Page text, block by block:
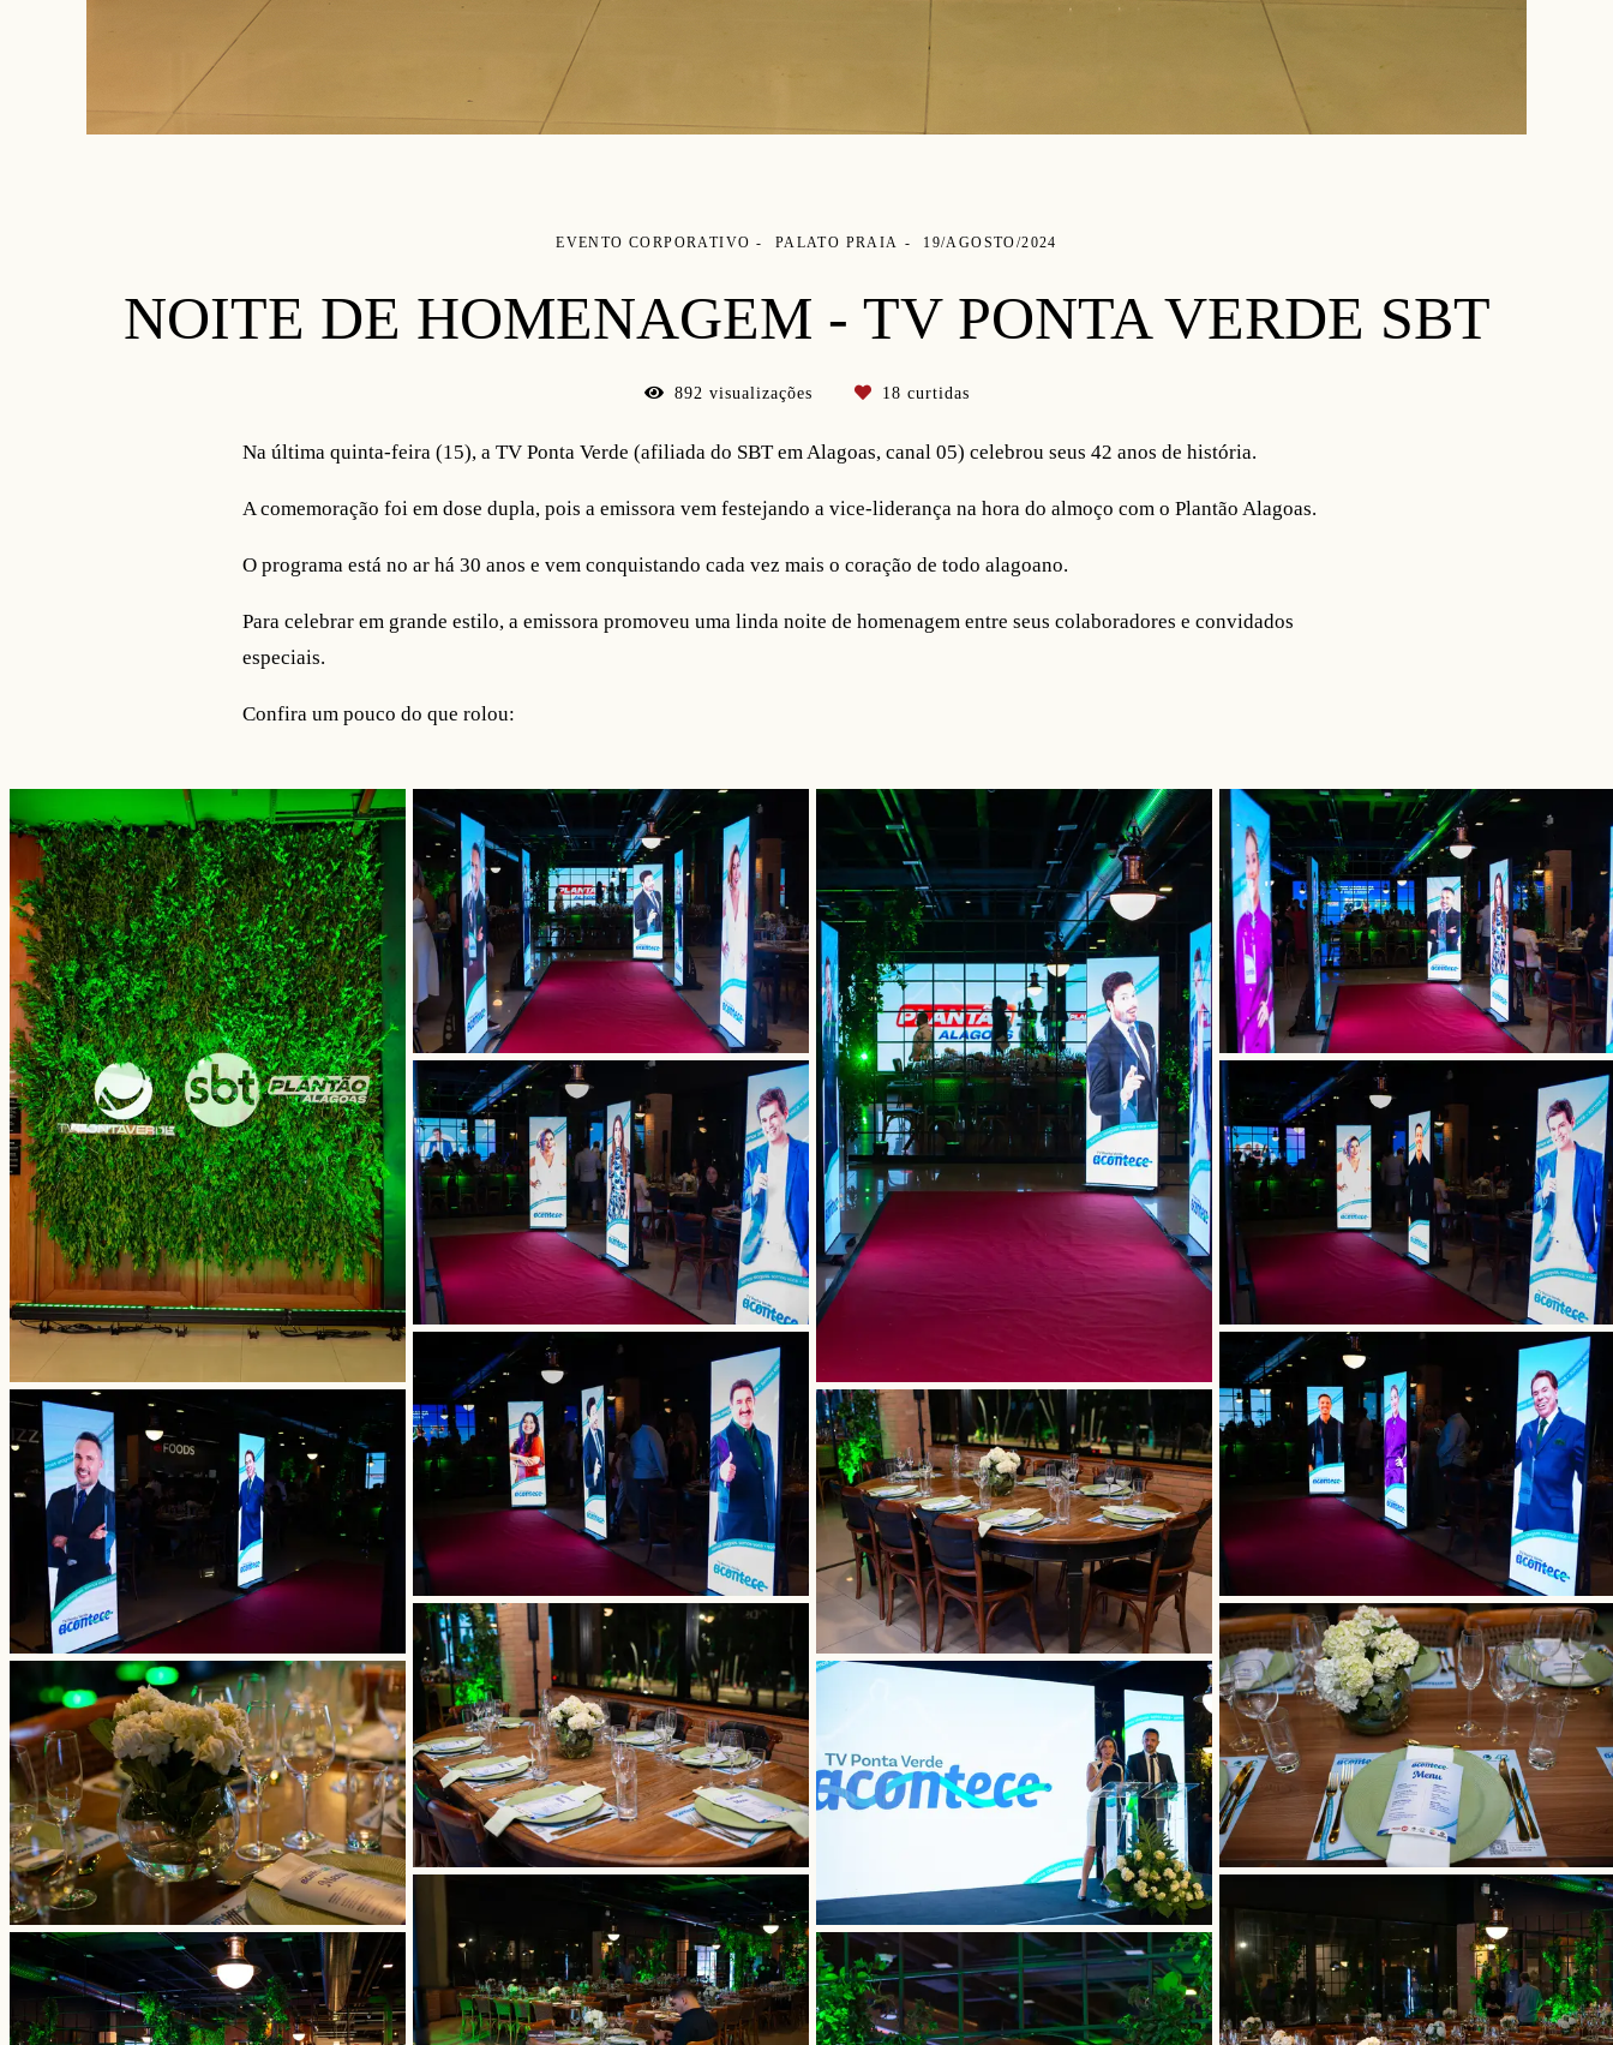
EVENTO CORPORATIVO PALATO PRAIA 19/AGOSTO/2024
NOITE DE HOMENAGEM - TV PONTA VERDE SBT
892 visualizações 18 curtidas
Na última quinta-feira (15), a TV Ponta Verde (afiliada do SBT em Alagoas, canal 05) celebrou seus 42 anos de história.
A comemoração foi em dose dupla, pois a emissora vem festejando a vice-liderança na hora do almoço com o Plantão Alagoas.
O programa está no ar há 30 anos e vem conquistando cada vez mais o coração de todo alagoano.
Para celebrar em grande estilo, a emissora promoveu uma linda noite de homenagem entre seus colaboradores e convidados
especiais.
Confira um pouco do que rolou: